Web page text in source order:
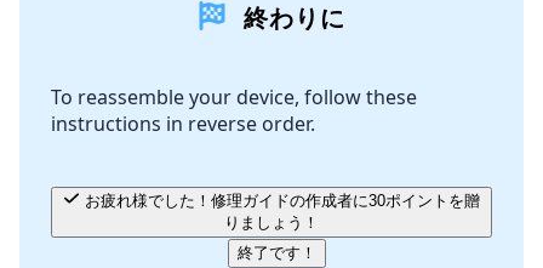
キャンセル
終わりに
To reassemble your device, follow these
instructions in reverse order.
りましょう！
終了です！